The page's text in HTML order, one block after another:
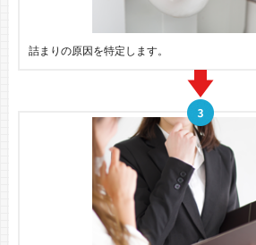
詰まりの原因を特定します。